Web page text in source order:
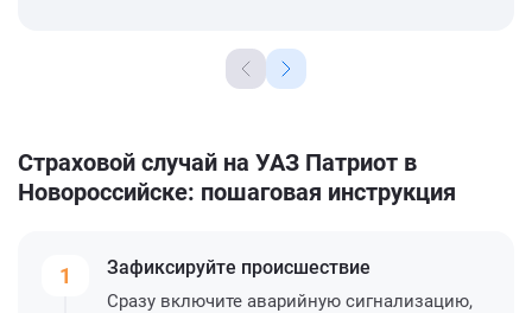
Страховой случай на УАЗ Патриот в
Новороссийске: пошаговая инструкция
1 Зафиксируйте происшествие
Сразу включите аварийную сигнализацию,